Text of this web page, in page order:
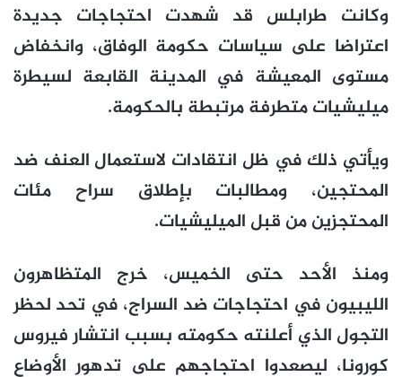
وكانت طرابلس قد شهدت احتجاجات جديدة
اعتراضا على سياسات حكومة الوفاق، وانخفاض
مستوى المعيشة في المدينة القابعة لسيطرة
ميليشيات متطرفة مرتبطة بالحكومة.
ويأتي ذلك في ظل انتقادات لاستعمال العنف ضد
المحتجين، ومطالبات بإطلاق سراح مئات
المحتجزين من قبل الميليشيات.
ومنذ الأحد حتى الخميس، خرج المتظاهرون
الليبيون في احتجاجات ضد السراج، في تحد لحظر
التجول الذي أعلنته حكومته بسبب انتشار فيروس
كورونا، ليصعدوا احتجاجهم على تدهور الأوضاع